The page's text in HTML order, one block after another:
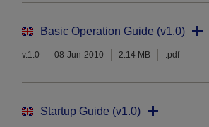
Basic Operation Guide (v1.0)
v.1.0 08-Jun-2010 2.14 MB .pdf
Startup Guide (v1.0)